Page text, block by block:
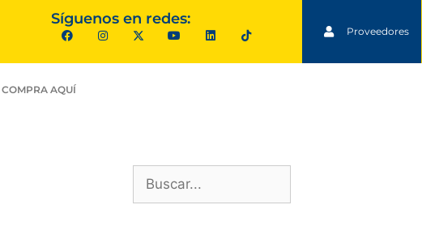
Síguenos en redes:
Proveedores
COMPRA AQUÍ